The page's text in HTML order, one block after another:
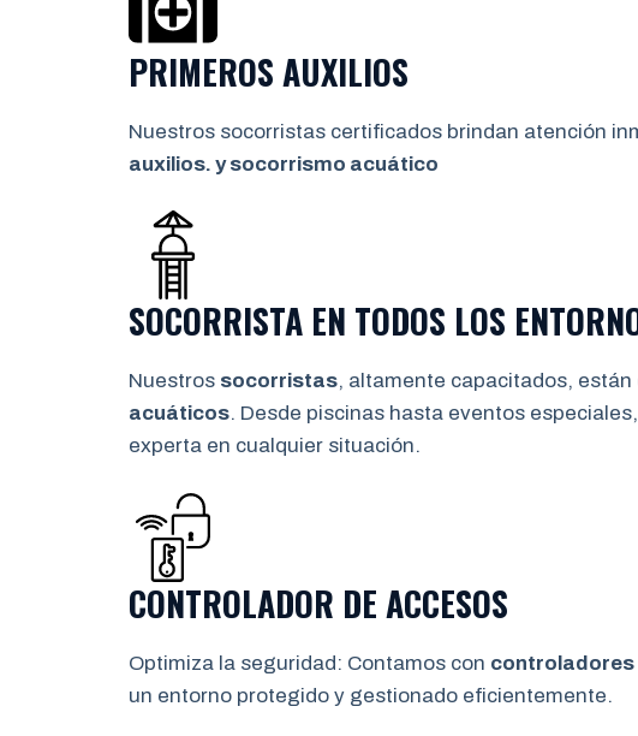
PRIMEROS AUXILIOS
Nuestros socorristas certificados brindan atención
auxilios. y socorrismo acuático
SOCORRISTA EN TODOS LOS
Nuestros socorristas, altamente capacitados,
acuáticos. Desde piscinas hasta eventos
experta en cualquier situación.
CONTROLADOR DE ACCESOS
Optimiza la seguridad: Contamos con controladores
un entorno protegido y gestionado eficientemente.